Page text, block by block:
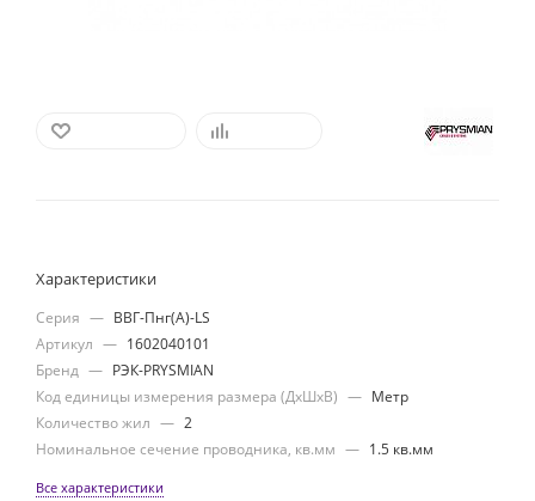
Характеристики
Серия — ВВГ-Пнг(А)-LS
Артикул — 1602040101
Бренд — РЭК-PRYSMIAN
Код единицы измерения размера (ДхШхВ) — Метр
Количество жил — 2
Номинальное сечение проводника, кв.мм — 1.5 кв.мм
Все характеристики